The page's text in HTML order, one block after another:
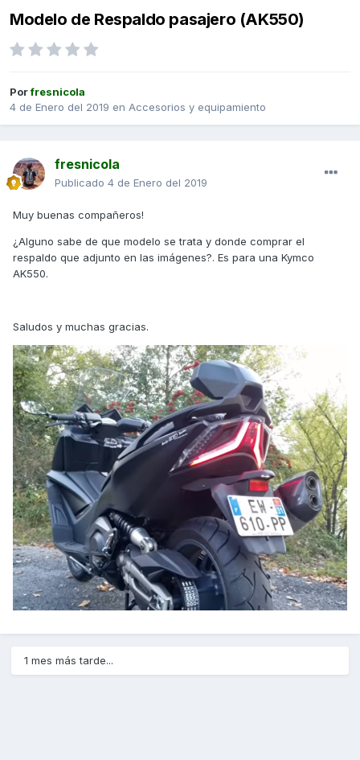
Modelo de Respaldo pasajero (AK550)
Porfresnicola
4 de Enero del 2019 en Accesorios y equipamiento
fresnicola
Publicado 4 de Enero del 2019
Muy buenas compañeros!
¿Alguno sabe de que modelo se trata y donde comprar el
respaldo que adjunto en las imágenes?. Es para una Kymco
AK550.
Saludos y muchas gracias.
1 mes más tarde...